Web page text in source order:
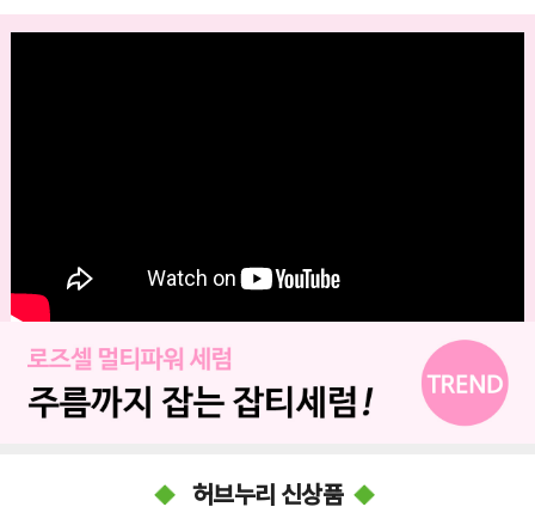
허브누리 신상품